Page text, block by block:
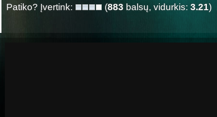
Patiko? Įvertink:
(883 balsų, vidurkis: 3.21)